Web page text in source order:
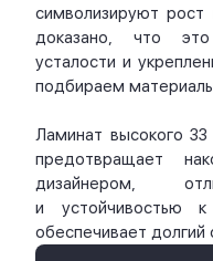
символизируют
доказано, что
усталости и
подбираем
Ламинат высокого
предотвращает
дизайнером,
и устойчивостью
обеспечивает долгий